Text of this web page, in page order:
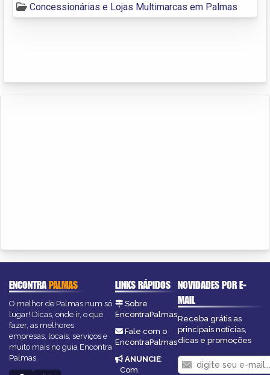
Concessionárias e Lojas Multimarcas em Palmas
ENCONTRAPALMAS
O melhor de Palmas num só
lugar! Dicas, onde ir, o que
fazer, as melhores
empresas, locais, serviços e
muito mais no guia Encontra
Palmas.
LINKS RÁPIDOS
Sobre
EncontraPalmas
Fale com o
EncontraPalmas
ANUNCIE:
Com
NOVIDADES POR E-
MAIL
Receba grátis as
principais notícias,
dicas e promoções